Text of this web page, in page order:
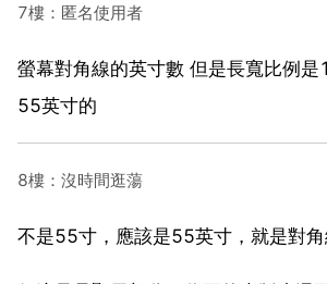
7樓：匿名使用者
螢幕對角線的英寸數 但是長寬比例
55英寸的
8樓：沒時間逛蕩
不是55寸，應該是55英寸，就是對角